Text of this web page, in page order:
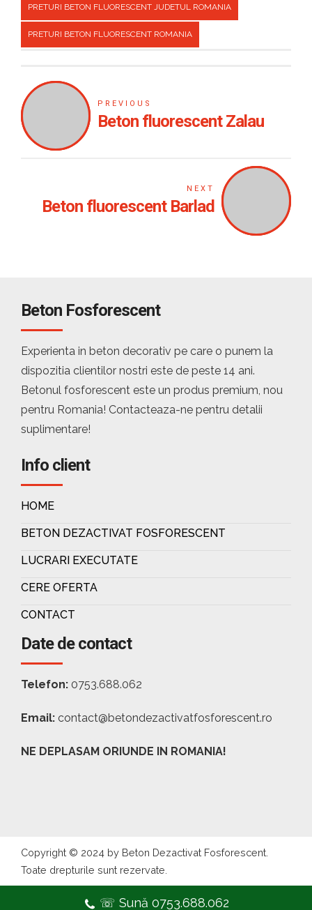
PRETURI BETON FLUORESCENT JUDETUL ROMANIA
PRETURI BETON FLUORESCENT ROMANIA
PREVIOUS
Beton fluorescent Zalau
NEXT
Beton fluorescent Barlad
Beton Fosforescent
Experienta in beton decorativ pe care o punem la
dispozitia clientilor nostri este de peste 14 ani.
Betonul fosforescent este un produs premium, nou
pentru Romania! Contacteaza-ne pentru detalii
suplimentare!
Info client
HOME
BETON DEZACTIVAT FOSFORESCENT
LUCRARI EXECUTATE
CERE OFERTA
CONTACT
Date de contact
Telefon: 0753.688.062
Email: contact@betondezactivatfosforescent.ro
NE DEPLASAM ORIUNDE IN ROMANIA!
Copyright © 2024 by Beton Dezactivat Fosforescent.
Toate drepturile sunt rezervate.
☏ Sună 0753.688.062